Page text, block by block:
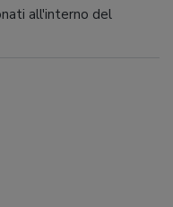
all'interno del